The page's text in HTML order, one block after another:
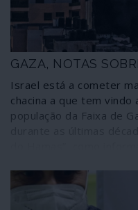
GAZA, NOTAS
Israel está a cometer
chacina a que tem
população da Faixa de
imenso campo de
escapar. Não se trata de
barbárie. Algumas